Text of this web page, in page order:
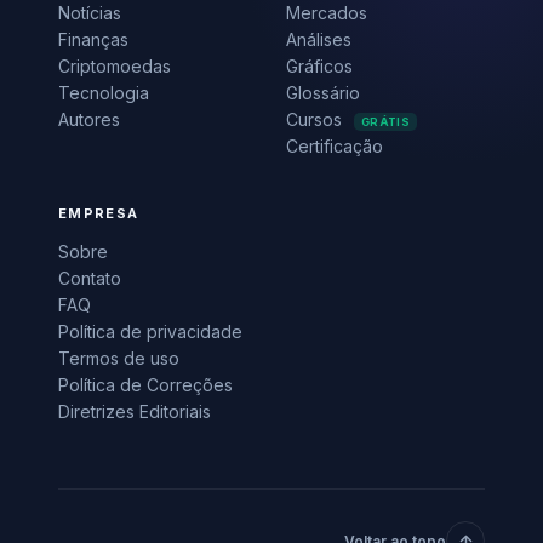
Notícias
Finanças
Criptomoedas
Tecnologia
Autores
Mercados
Análises
Gráficos
Glossário
Cursos
GRÁTIS
Certificação
EMPRESA
Sobre
Contato
FAQ
Política de privacidade
Termos de uso
Política de Correções
Diretrizes Editoriais